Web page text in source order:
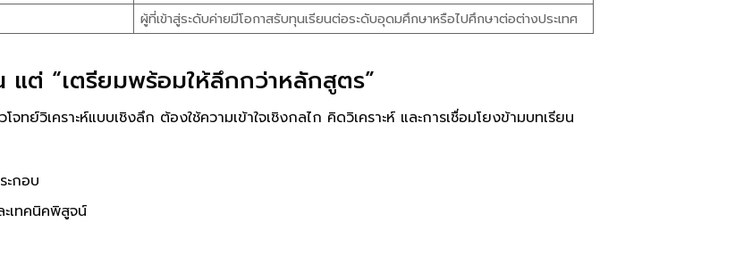
ผู้ที่เข้าสู่ระดับค่ายมีโอกาสรับทุนเรียนต่อระดับอุดมศึกษาหรือไปศึกษาต่อต่างประเทศ
ต่ “เตรียมพร้อมให้ลึกกว่าหลักสูตร”
ย์วิเคราะห์แบบเชิงลึก ต้องใช้ความเข้าใจเชิงกลไก คิดวิเคราะห์ และการเชื่อมโยงข้ามบทเรียน
ะกอบ
เทคนิคพิสูจน์